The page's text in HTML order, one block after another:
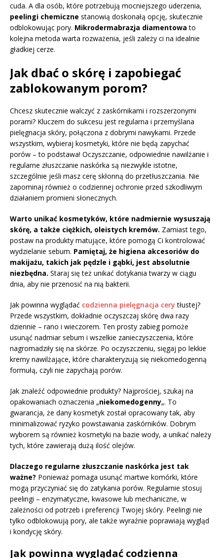
cuda. A dla osób, które potrzebują mocniejszego uderzenia,
peelingi chemiczne stanowią doskonałą opcję, skutecznie
odblokowując pory. Mikrodermabrazja diamentowa to
kolejna metoda warta rozważenia, jeśli zależy ci na idealnie
gładkiej cerze.
Jak dbać o skórę i zapobiegać
zablokowanym porom?
Chcesz skutecznie walczyć z zaskórnikami i rozszerzonymi
porami? Kluczem do sukcesu jest regularna i przemyślana
pielęgnacja skóry, połączona z dobrymi nawykami. Przede
wszystkim, wybieraj kosmetyki, które nie będą zapychać
porów – to podstawa! Oczyszczanie, odpowiednie nawilżanie i
regularne złuszczanie naskórka są niezwykle istotne,
szczególnie jeśli masz cerę skłonną do przetłuszczania. Nie
zapominaj również o codziennej ochronie przed szkodliwym
działaniem promieni słonecznych.
Warto unikać kosmetyków, które nadmiernie wysuszają
skórę, a także ciężkich, oleistych kremów. Zamiast tego,
postaw na produkty matujące, które pomogą Ci kontrolować
wydzielanie sebum. Pamiętaj, że higiena akcesoriów do
makijażu, takich jak pędzle i gąbki, jest absolutnie
niezbędna. Staraj się też unikać dotykania twarzy w ciągu
dnia, aby nie przenosić na nią bakterii.
Jak powinna wyglądać codzienna pielęgnacja cery tłustej?
Przede wszystkim, dokładnie oczyszczaj skórę dwa razy
dziennie – rano i wieczorem. Ten prosty zabieg pomoże
usunąć nadmiar sebum i wszelkie zanieczyszczenia, które
nagromadziły się na skórze. Po oczyszczeniu, sięgaj po lekkie
kremy nawilżające, które charakteryzują się niekomedogenną
formułą, czyli nie zapychają porów.
Jak znaleźć odpowiednie produkty? Najprościej, szukaj na
opakowaniach oznaczenia „niekomedogenny„. To
gwarancja, że dany kosmetyk został opracowany tak, aby
minimalizować ryzyko powstawania zaskórników. Dobrym
wyborem są również kosmetyki na bazie wody, a unikać należy
tych, które zawierają dużą ilość olejów.
Dlaczego regularne złuszczanie naskórka jest tak
ważne? Ponieważ pomaga usunąć martwe komórki, które
mogą przyczyniać się do zatykania porów. Regularnie stosuj
peelingi – enzymatyczne, kwasowe lub mechaniczne, w
zależności od potrzeb i preferencji Twojej skóry. Peelingi nie
tylko odblokowują pory, ale także wyraźnie poprawiają wygląd
i kondycję skóry.
Jak powinna wyglądać codzienna